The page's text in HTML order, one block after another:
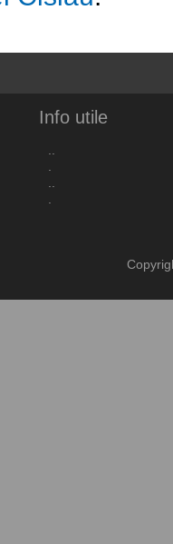
Info utile
..
.
..
.